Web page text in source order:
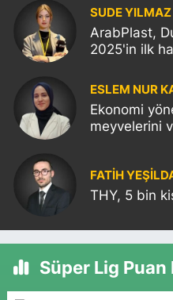
SUDE YILMAZ
ArabPlast,
2025'in ilk
ESLEM NUR
Ekonomi
meyvelerini
FATIH
THY, 5 bin
Süper Lig Puan